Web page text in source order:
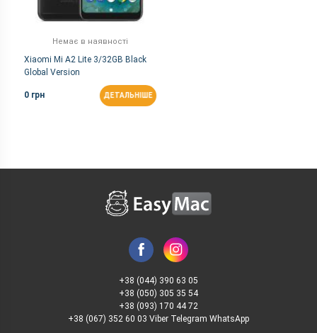
Немає в наявності
Xiaomi Mi A2 Lite 3/32GB Black
Global Version
0 грн ДЕТАЛЬНІШЕ
+38 (044) 390 63 05
+38 (050) 305 35 54
+38 (093) 170 44 72
+38 (067) 352 60 03 Viber Telegram WhatsApp